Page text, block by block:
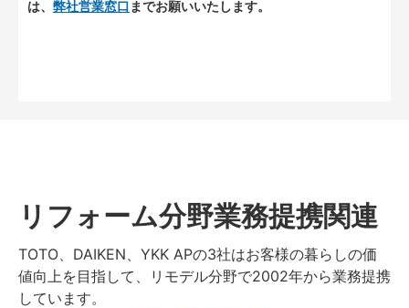
は、 弊社営業窓口 までお願いいたします。
リフォーム分野業務提携関連
TOTO、DAIKEN、YKK APの3社はお客様の暮らしの価
値向上を目指して、リモデル分野で2002年から業務提携
しています。